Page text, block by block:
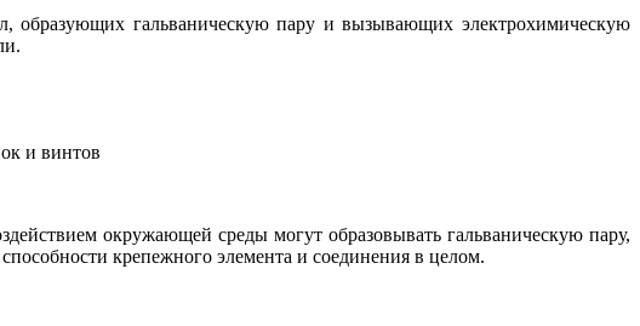
образующих гальваническую пару и вызывающих электрохимическую
и винтов
окружающей среды могут образовывать гальваническую пару,
крепежного элемента и соединения в целом.